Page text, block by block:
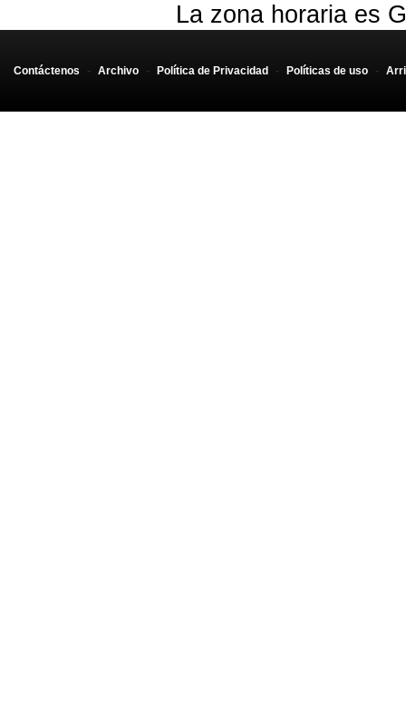
La zona horaria es
Contáctenos - Archivo - Política de Privacidad - Políticas de uso -